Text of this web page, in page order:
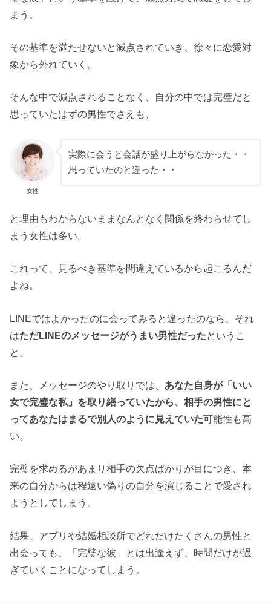
まう。
その基準を満たせないと減点されていき、徐々に恋愛対
象から外れていく。
そんな中で減点されることなく、自分の中では完璧だと
思っていたはずの男性でさえも、
女性
実際に会うと会話が盛り上がらなかった・・
思っていたのと違った・・
と理由もわからないままなんとなく関係を終わらせてし
まう女性は多い。
これって、見るべき基準を間違えているから起こるんだ
よね。
LINEではよかったのに会ってみると違ったのなら、それ
はただLINEのメッセージがうまい男性だったというこ
と。
また、メッセージのやり取りでは、 あなた自身が「いい
女で完璧な私」を取り繕っていたから、相手の男性にと
ってあなたはまるで別人のように見えていた可能性も高
い。
完璧を求めるがあまり相手の欠点ばかりが目につき、本
来の自分からは程遠い偽りの自分を演じることで愛され
ようとしてしまう。
結果、アプリや結婚相談所でどれだけたくさんの男性と
出会っても、「完璧な彼」とは出逢えず、時間だけが過
ぎていくことになってしまう。